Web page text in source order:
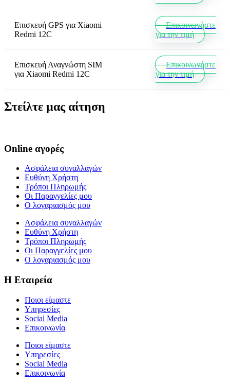
Επισκευή GPS για Xiaomi
Redmi 12C
Επικοινωνήστε
για την τιμή
Επισκευή Αναγνώστη SIM
για Xiaomi Redmi 12C
Επικοινωνήστε
για την τιμή
Στείλτε μας αίτηση
Online αγορές
Ασφάλεια συναλλαγών
Ευθύνη Χρήστη
Τρόποι Πληρωμής
Οι Παραγγελίες μου
Ο λογαριασμός μου
Ασφάλεια συναλλαγών
Ευθύνη Χρήστη
Τρόποι Πληρωμής
Οι Παραγγελίες μου
Ο λογαριασμός μου
Η Εταιρεία
Ποιοι είμαστε
Υπηρεσίες
Social Media
Επικοινωνία
Ποιοι είμαστε
Υπηρεσίες
Social Media
Επικοινωνία